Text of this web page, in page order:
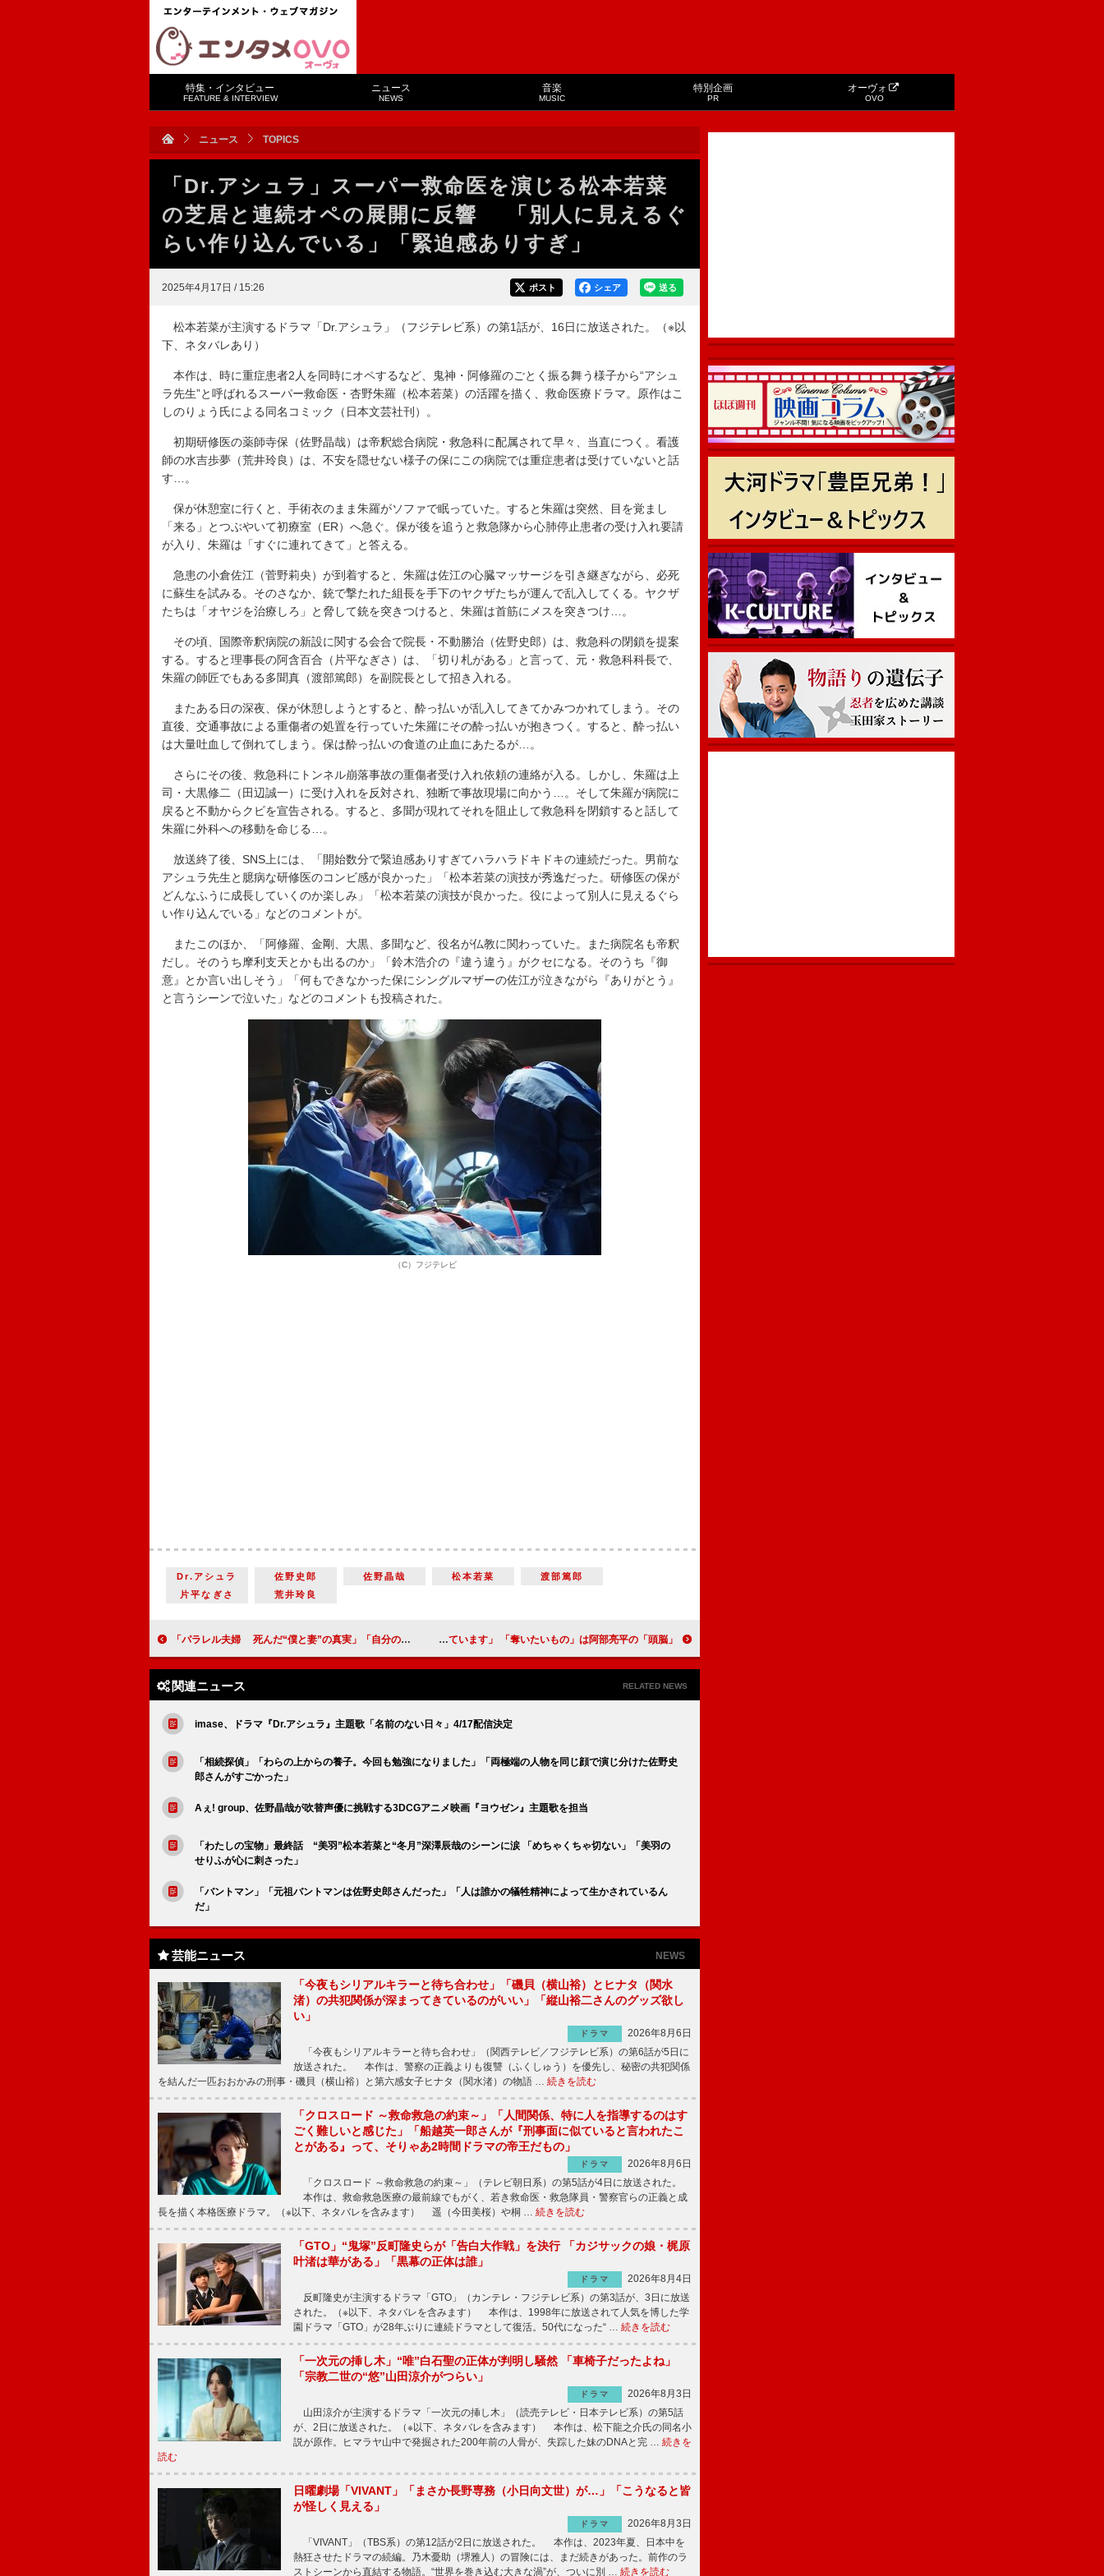
特集・インタビュー
FEATURE & INTERVIEW
ニュース
NEWS
音楽
MUSIC
特別企画
PR
オーヴォ
OVO
ニュース TOPICS
「Dr.アシュラ」スーパー救命医を演じる松本若菜
の芝居と連続オペの展開に反響 「別人に見えるぐ
らい作り込んでいる」「緊迫感ありすぎ」
2025年4月17日 / 15:26 送る
シェア
ポスト
松本若菜が主演するドラマ「Dr.アシュラ」（フジテレビ系）の第1話が、16日に放送された。（※以
下、ネタバレあり）
本作は、時に重症患者2人を同時にオペするなど、鬼神・阿修羅のごとく振る舞う様子から“アシュ
ラ先生”と呼ばれるスーパー救命医・杏野朱羅（松本若菜）の活躍を描く、救命医療ドラマ。原作はこ
しのりょう氏による同名コミック（日本文芸社刊）。
初期研修医の薬師寺保（佐野晶哉）は帝釈総合病院・救急科に配属されて早々、当直につく。看護
師の水吉歩夢（荒井玲良）は、不安を隠せない様子の保にこの病院では重症患者は受けていないと話
す…。
保が休憩室に行くと、手術衣のまま朱羅がソファで眠っていた。すると朱羅は突然、目を覚まし
「来る」とつぶやいて初療室（ER）へ急ぐ。保が後を追うと救急隊から心肺停止患者の受け入れ要請
が入り、朱羅は「すぐに連れてきて」と答える。
急患の小倉佐江（菅野莉央）が到着すると、朱羅は佐江の心臓マッサージを引き継ぎながら、必死
に蘇生を試みる。そのさなか、銃で撃たれた組長を手下のヤクザたちが運んで乱入してくる。ヤクザ
たちは「オヤジを治療しろ」と脅して銃を突きつけると、朱羅は首筋にメスを突きつけ…。
その頃、国際帝釈病院の新設に関する会合で院長・不動勝治（佐野史郎）は、救急科の閉鎖を提案
する。すると理事長の阿含百合（片平なぎさ）は、「切り札がある」と言って、元・救急科科長で、
朱羅の師匠でもある多聞真（渡部篤郎）を副院長として招き入れる。
またある日の深夜、保が休憩しようとすると、酔っ払いが乱入してきてかみつかれてしまう。その
直後、交通事故による重傷者の処置を行っていた朱羅にその酔っ払いが抱きつく。すると、酔っ払い
は大量吐血して倒れてしまう。保は酔っ払いの食道の止血にあたるが…。
さらにその後、救急科にトンネル崩落事故の重傷者受け入れ依頼の連絡が入る。しかし、朱羅は上
司・大黒修二（田辺誠一）に受け入れを反対され、独断で事故現場に向かう…。そして朱羅が病院に
戻ると不動からクビを宣告される。すると、多聞が現れてそれを阻止して救急科を閉鎖すると話して
朱羅に外科への移動を命じる…。
放送終了後、SNS上には、「開始数分で緊迫感ありすぎてハラハラドキドキの連続だった。男前な
アシュラ先生と臆病な研修医のコンビ感が良かった」「松本若菜の演技が秀逸だった。研修医の保が
どんなふうに成長していくのか楽しみ」「松本若菜の演技が良かった。役によって別人に見えるぐら
い作り込んでいる」などのコメントが。
またこのほか、「阿修羅、金剛、大黒、多聞など、役名が仏教に関わっていた。また病院名も帝釈
だし。そのうち摩利支天とかも出るのか」「鈴木浩介の『違う違う』がクセになる。そのうち『御
意』とか言い出しそう」「何もできなかった保にシングルマザーの佐江が泣きながら『ありがとう』
と言うシーンで泣いた」などのコメントも投稿された。
（C）フジテレビ
Dr.アシュラ 佐野史郎 佐野晶哉 松本若菜
渡部篤郎
片平なぎさ
荒井玲良
「パラレル夫婦 死んだ“僕と妻”の真実」「自分の幸せが他の人の幸せではないということ」「夫婦って結局お互いにどこまで妥協できるかだから」 北川景子、子どもを失い復讐する母親役「体当たりで演じています」 「奪いたいもの」は阿部亮平の「頭脳」
関連ニュース RELATED NEWS
imase、ドラマ『Dr.アシュラ』主題歌「名前のない日々」4/17配信決定
「相続探偵」「わらの上からの養子。今回も勉強になりました」「両極端の人物を同じ顔で演じ分けた佐野史
郎さんがすごかった」
Aぇ! group、佐野晶哉が吹替声優に挑戦する3DCGアニメ映画『ヨウゼン』主題歌を担当
「わたしの宝物」最終話 “美羽”松本若菜と“冬月”深澤辰哉のシーンに涙 「めちゃくちゃ切ない」「美羽の
せりふが心に刺さった」
「バントマン」「元祖バントマンは佐野史郎さんだった」「人は誰かの犠牲精神によって生かされているん
だ」
芸能ニュース NEWS
「今夜もシリアルキラーと待ち合わせ」「磯貝（横山裕）とヒナタ（関水
渚）の共犯関係が深まってきているのがいい」「縦山裕二さんのグッズ欲し
い」
ドラマ
2026年8月6日
「今夜もシリアルキラーと待ち合わせ」（関西テレビ／フジテレビ系）の第6話が5日に
放送された。 本作は、警察の正義よりも復讐（ふくしゅう）を優先し、秘密の共犯関係
を結んだ一匹おおかみの刑事・磯貝（横山裕）と第六感女子ヒナタ（関水渚）の物語 … 続きを読む
「クロスロード ～救命救急の約束～」「人間関係、特に人を指導するのはす
ごく難しいと感じた」「船越英一郎さんが『刑事面に似ていると言われたこ
とがある』って、そりゃあ2時間ドラマの帝王だもの」
ドラマ
2026年8月6日
「クロスロード ～救命救急の約束～」（テレビ朝日系）の第5話が4日に放送された。
本作は、救命救急医療の最前線でもがく、若き救命医・救急隊員・警察官らの正義と成
長を描く本格医療ドラマ。（※以下、ネタバレを含みます） 遥（今田美桜）や桐 … 続きを読む
「GTO」“鬼塚”反町隆史らが「告白大作戦」を決行 「カジサックの娘・梶原
叶渚は華がある」「黒幕の正体は誰」
ドラマ
2026年8月4日
反町隆史が主演するドラマ「GTO」（カンテレ・フジテレビ系）の第3話が、3日に放送
された。（※以下、ネタバレを含みます） 本作は、1998年に放送されて人気を博した学
園ドラマ「GTO」が28年ぶりに連続ドラマとして復活。50代になった“ … 続きを読む
「一次元の挿し木」“唯”白石聖の正体が判明し騒然 「車椅子だったよね」
「宗教二世の“悠”山田涼介がつらい」
ドラマ
2026年8月3日
山田涼介が主演するドラマ「一次元の挿し木」（読売テレビ・日本テレビ系）の第5話
が、2日に放送された。（※以下、ネタバレを含みます） 本作は、松下龍之介氏の同名小
説が原作。ヒマラヤ山中で発掘された200年前の人骨が、失踪した妹のDNAと完 … 続きを
読む
日曜劇場「VIVANT」「まさか長野専務（小日向文世）が…」「こうなると皆
が怪しく見える」
ドラマ
2026年8月3日
「VIVANT」（TBS系）の第12話が2日に放送された。 本作は、2023年夏、日本中を
熱狂させたドラマの続編。乃木憂助（堺雅人）の冒険には、まだ続きがあった。前作のラ
ストシーンから直結する物語。“世界を巻き込む大きな渦”が、ついに別 … 続きを読む